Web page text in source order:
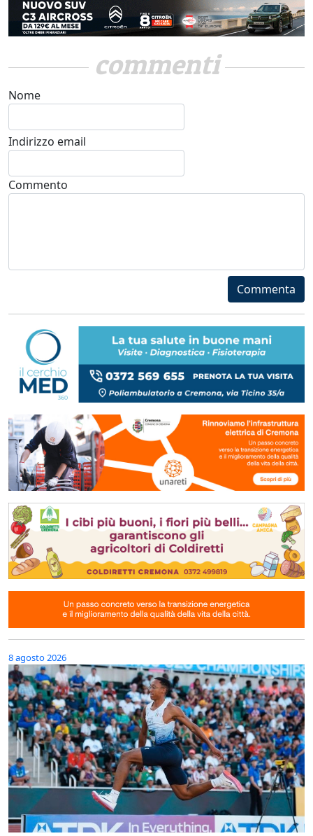
commenti
Nome
Indirizzo email
Commento
Commenta
8 agosto 2026